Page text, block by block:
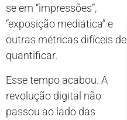
se em “impressões”,
“exposição mediática” e
outras métricas difíceis de
quantificar.
Esse tempo acabou. A
revolução digital não
passou ao lado das